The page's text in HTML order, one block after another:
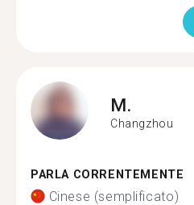
M.
Changzhou
PARLA CORRENTEMENTE
Cinese (semplificato)